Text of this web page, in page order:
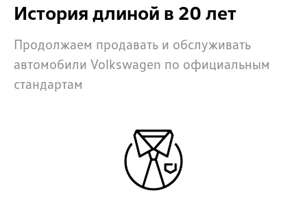
История длиной в 20 лет
Продолжаем продавать и обслуживать
автомобили Volkswagen по официальным
стандартам